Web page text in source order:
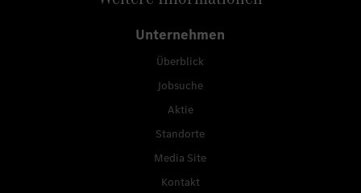
Unternehmen
Überblick
Jobsuche
Aktie
Standorte
Media Site
Kontakt